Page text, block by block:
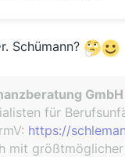
Schümann?
GmbH
für
https://
mit